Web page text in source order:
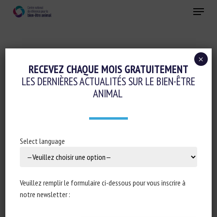
Menu
Gestion des populations et bien-être animal
Réglementation
ÉCRITE À LA QUESTION N°8789 :
SITUATION PRÉOCCUPANTE DES
ORGANISATIONS DE PROTECTION
ANIMALE
19 décembre 2023
RECEVEZ CHAQUE MOIS GRATUITEMENT
LES DERNIÈRES ACTUALITÉS SUR LE BIEN-ÊTRE
ANIMAL
Select language
Veuillez remplir le formulaire ci-dessous pour vous inscrire à
notre newsletter :
×